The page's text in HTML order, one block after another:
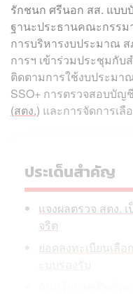
รักชนก ศรีนอก สส. แบ
ฐานะประธานคณะกรรม
การบริหารงบประมาณ
การฯ เข้าร่วมประชุมกับ
ติดตามการใช้งบประม
SSO+ การตรวจสอบบัญ
(สตง.) และการจัดการเ
ประเด็นสำคัญ
แจงผลตรวจ สตง.
จริต
ยอดลงทะเบียนเลื